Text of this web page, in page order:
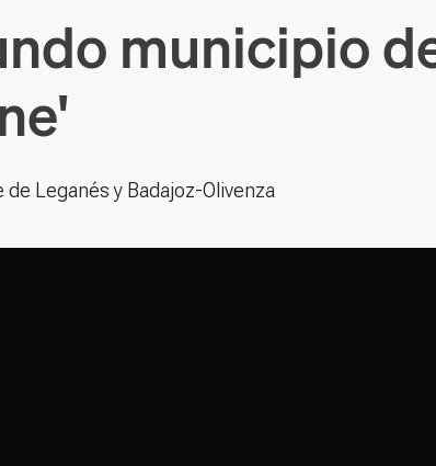
municipio
Leganés y Badajoz-Olivenza